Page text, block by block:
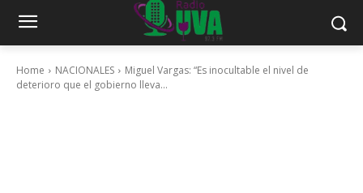
Home NACIONALES
Miguel Vargas: “Es inocultable el nivel de
deterioro que el gobierno lleva...